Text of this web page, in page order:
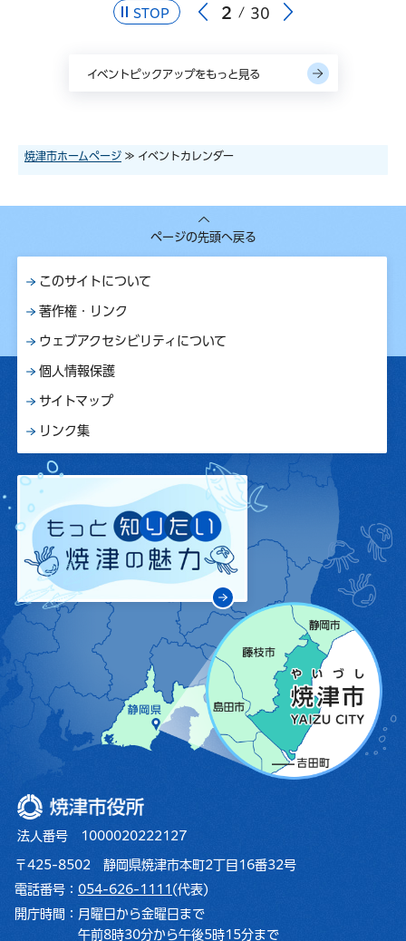
STOP 3 30
イベントピックアップをもっと見る
焼津市ホームページ ≫ イベントカレンダー
ページの先頭へ戻る
このサイトについて
著作権・リンク
ウェブアクセシビリティについて
個人情報保護
サイトマップ
リンク集
焼津市役所
法人番号 1000020222127
〒425-8502 静岡県焼津市本町2丁目16番32号
電話番号： 054-626-1111 (代表)
開庁時間： 月曜日から金曜日まで
午前8時30分から午後5時15分まで